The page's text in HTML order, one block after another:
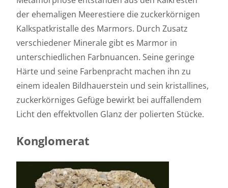
der ehemaligen Meerestiere die zuckerkörnigen
Kalkspatkristalle des Marmors. Durch Zusatz
verschiedener Minerale gibt es Marmor in
unterschiedlichen Farbnuancen. Seine geringe
Härte und seine Farbenpracht machen ihn zu
einem idealen Bildhauerstein und sein kristallines,
zuckerkörniges Gefüge bewirkt bei auffallendem
Licht den effektvollen Glanz der polierten Stücke.
Konglomerat